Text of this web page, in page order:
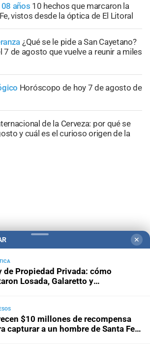
años 10 hechos que marcaron la
vistos desde la óptica de El Litoral
¿Qué se le pide a San Cayetano?
7 de agosto que vuelve a reunir a miles
Horóscopo de hoy 7 de agosto de
de la Cerveza: por qué se
y cuál es el curioso origen de la
Nosotros Clasificados
Notife Educacion SF
✕
de Propiedad Privada: cómo
Losada, Galaretto y
$10 millones de recompensa
capturar a un hombre de Santa Fe